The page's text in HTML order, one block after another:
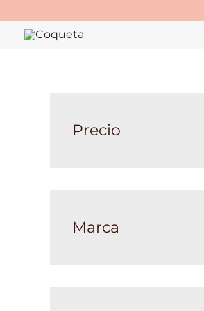
al
contenido
Precio
Marca